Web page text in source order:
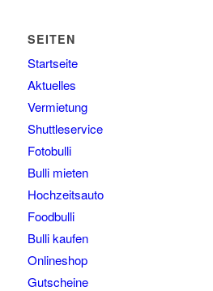
SEITEN
Startseite
Aktuelles
Vermietung
Shuttleservice
Fotobulli
Bulli mieten
Hochzeitsauto
Foodbulli
Bulli kaufen
Onlineshop
Gutscheine